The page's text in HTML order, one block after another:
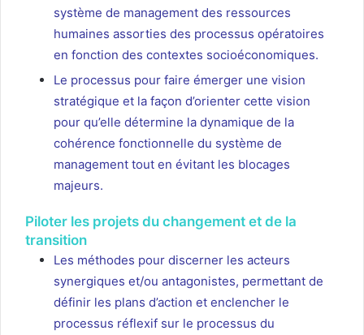
système de management des ressources
humaines assorties des processus opératoires
en fonction des contextes socioéconomiques.
Le processus pour faire émerger une vision
stratégique et la façon d’orienter cette vision
pour qu’elle détermine la dynamique de la
cohérence fonctionnelle du système de
management tout en évitant les blocages
majeurs.
Piloter les projets du changement et de la
transition
Les méthodes pour discerner les acteurs
synergiques et/ou antagonistes, permettant de
définir les plans d’action et enclencher le
processus réflexif sur le processus du